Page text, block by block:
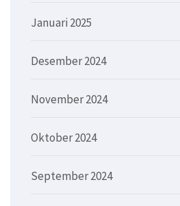
Januari 2025
Desember 2024
November 2024
Oktober 2024
September 2024